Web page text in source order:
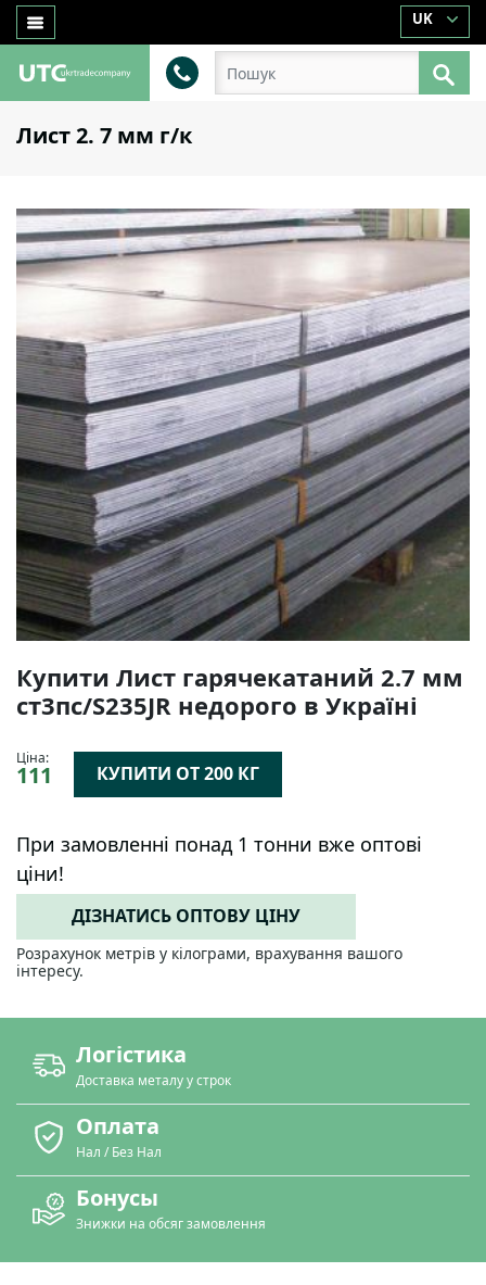
UK
Лист 2. 7 мм г/к
Купити Лист гарячекатаний 2.7 мм
ст3пс/S235JR недорого в Україні
Ціна:
111 КУПИТИ ОТ 200 КГ
При замовленні понад 1 тонни вже оптові
ціни!
ДІЗНАТИСЬ ОПТОВУ ЦІНУ
Розрахунок метрів у кілограми, врахування вашого
інтересу.
Логістика
Доставка металу у строк
Оплата
Нал / Без Нал
Бонусы
Знижки на обсяг замовлення